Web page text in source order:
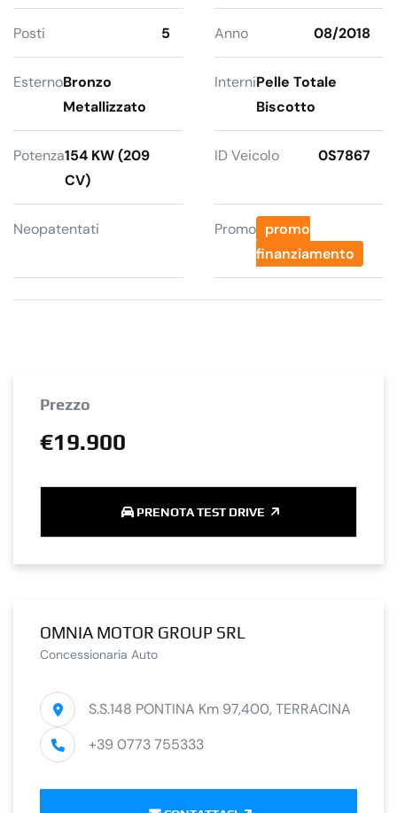
Posti 5 Anno 08/2018
EsternoBronzo
Metallizzato
InterniPelle Totale
Biscotto
Potenza154 KW (209
CV)
ID Veicolo 0S7867
Neopatentati Promo promo
finanziamento
Prezzo
€19.900
PRENOTA TEST DRIVE
OMNIA MOTOR GROUP SRL
Concessionaria Auto
S.S.148 PONTINA Km 97,400, TERRACINA
+39 0773 755333